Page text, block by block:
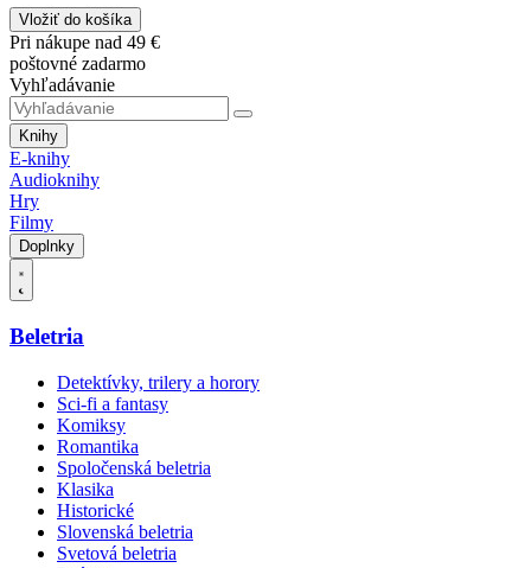
Vložiť do košíka
Pri nákupe nad 49 €
poštovné zadarmo
Vyhľadávanie
Knihy
E-knihy
Audioknihy
Hry
Filmy
Doplnky
Beletria
Detektívky, trilery a horory
Sci-fi a fantasy
Komiksy
Romantika
Spoločenská beletria
Klasika
Historické
Slovenská beletria
Svetová beletria